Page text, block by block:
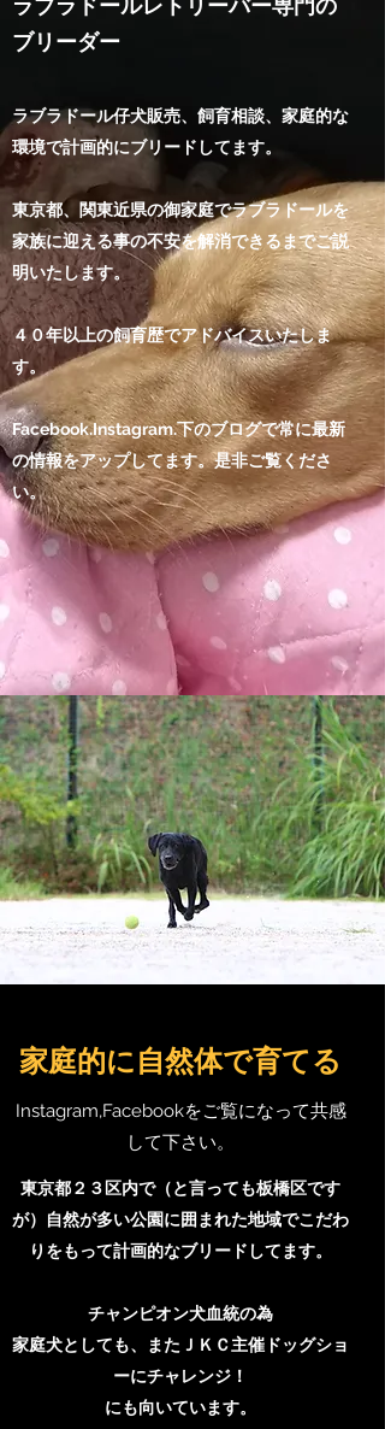
​ラブラドールレトリーバー専門の
ブリーダー
ラブラドール仔犬販売、飼育相談、家庭的な
環境で計画的にブリードしてます。
東京都、関東近県の御家庭でラブラドールを
家族に迎える事の不安を解消できるまでご説
明いたします。
４０年以上の飼育歴でアドバイスいたしま
す。
Facebook.Instagram.下のブログで常に最新
の情報をアップしてます。是非ご覧くださ
い。
​家庭的に自然体で育てる
Instagram,Facebookをご覧になって共感
して下さい。
東京都２３区内で（と言っても板橋区です
が）自然が多い公園に囲まれた地域でこだわ
りをもって計画的なブリードしてます。
チャンピオン犬血統の為
家庭犬としても、またＪＫＣ主催ドッグショ
ーにチャレンジ！
にも向いています。